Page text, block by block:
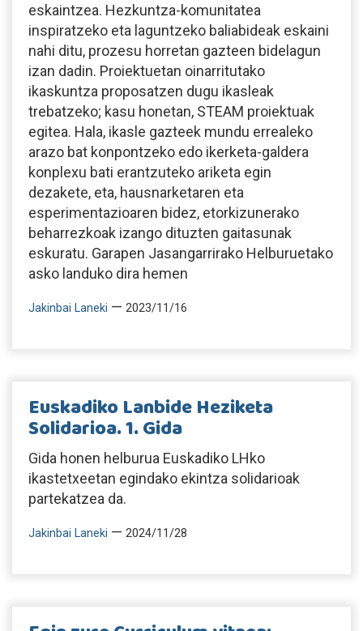
eskaintzea. Hezkuntza-komunitatea
inspiratzeko eta laguntzeko baliabideak eskaini
nahi ditu, prozesu horretan gazteen bidelagun
izan dadin. Proiektuetan oinarritutako
ikaskuntza proposatzen dugu ikasleak
trebatzeko; kasu honetan, STEAM proiektuak
egitea. Hala, ikasle gazteek mundu errealeko
arazo bat konpontzeko edo ikerketa-galdera
konplexu bati erantzuteko ariketa egin
dezakete, eta, hausnarketaren eta
esperimentazioaren bidez, etorkizunerako
beharrezkoak izango dituzten gaitasunak
eskuratu. Garapen Jasangarrirako Helburuetako
asko landuko dira hemen
Jakinbai Laneki — 2023/11/16
Euskadiko Lanbide Heziketa
Solidarioa. 1. Gida
Gida honen helburua Euskadiko LHko
ikastetxeetan egindako ekintza solidarioak
partekatzea da.
Jakinbai Laneki — 2024/11/28